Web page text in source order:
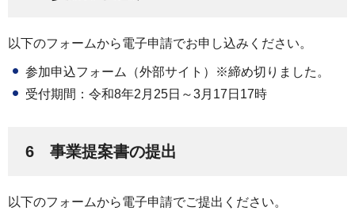
以下のフォームから電子申請でお申し込みください。
参加申込フォーム（外部サイト）※締め切りました。
受付期間：令和8年2月25日～3月17日17時
6 事業提案書の提出
以下のフォームから電子申請でご提出ください。